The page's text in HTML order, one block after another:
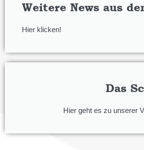
Weitere News aus
Hier klicken!
Das
Hier geht es zu unserer